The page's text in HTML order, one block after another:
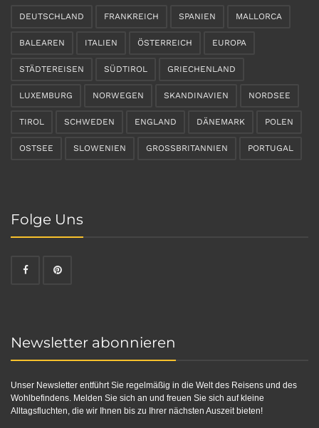
DEUTSCHLAND FRANKREICH SPANIEN MALLORCA
BALEAREN ITALIEN ÖSTERREICH EUROPA
STÄDTEREISEN SÜDTIROL GRIECHENLAND
LUXEMBURG NORWEGEN SKANDINAVIEN NORDSEE
TIROL SCHWEDEN ENGLAND DÄNEMARK POLEN
OSTSEE SLOWENIEN GROSSBRITANNIEN PORTUGAL
Folge Uns
Newsletter abonnieren
Unser Newsletter entführt Sie regelmäßig in die Welt des Reisens und des
Wohlbefindens. Melden Sie sich an und freuen Sie sich auf kleine
Alltagsfluchten, die wir Ihnen bis zu Ihrer nächsten Auszeit bieten!